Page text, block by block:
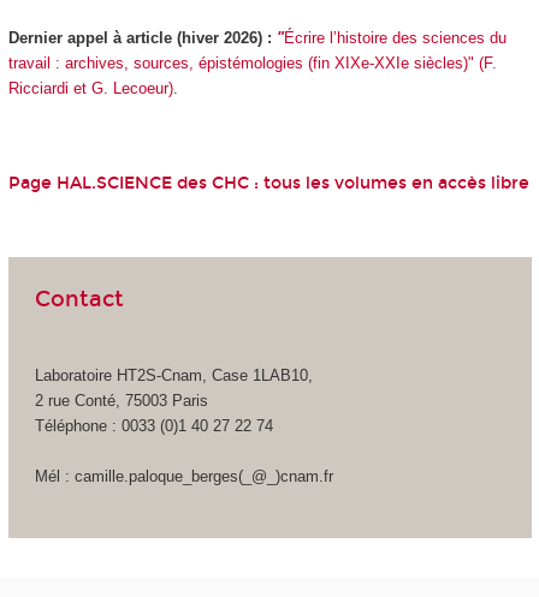
Dernier appel à article (hiver 2026) : "Écrire l’histoire des sciences du
travail : archives, sources, épistémologies (fin XIXe-XXIe siècles)" (F.
Ricciardi et G. Lecoeur).
Page HAL.SCIENCE des CHC : tous les volumes en accès libre
Contact
Laboratoire HT2S-Cnam, Case 1LAB10,
2 rue Conté, 75003 Paris
Téléphone : 0033 (0)1 40 27 22 74
Mél : camille.paloque_berges(_@_)cnam.fr